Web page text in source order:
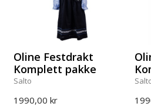
Oline Festdrakt
Komplett pakke
Salto
1990,00 kr